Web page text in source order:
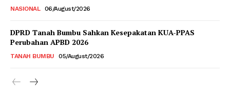
NASIONAL 06/August/2026
DPRD Tanah Bumbu Sahkan Kesepakatan KUA-PPAS
Perubahan APBD 2026
TANAH BUMBU 05/August/2026